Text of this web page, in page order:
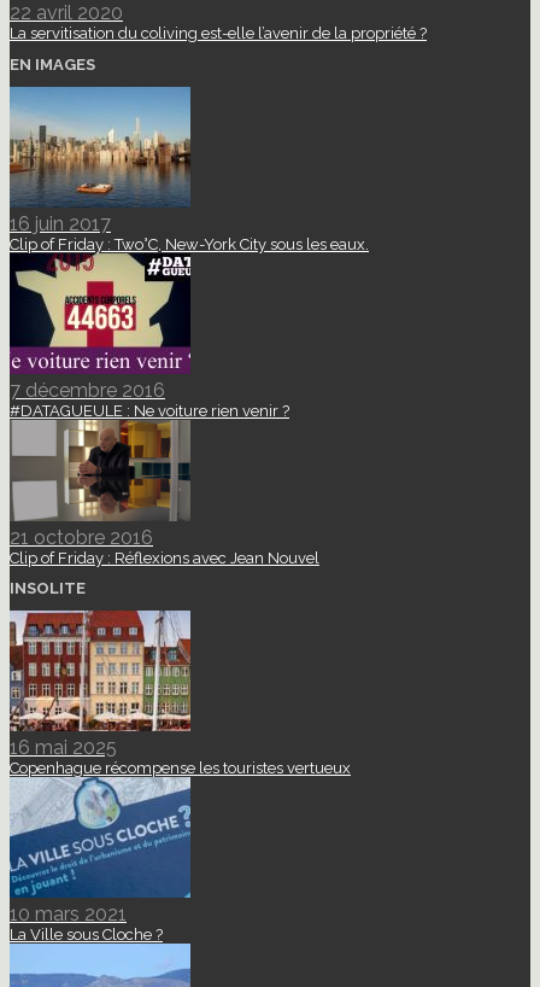
22 avril 2020
La servitisation du coliving est-elle l’avenir de la propriété ?
EN IMAGES
16 juin 2017
Clip of Friday : Two°C, New-York City sous les eaux.
7 décembre 2016
#DATAGUEULE : Ne voiture rien venir ?
21 octobre 2016
Clip of Friday : Réflexions avec Jean Nouvel
INSOLITE
16 mai 2025
Copenhague récompense les touristes vertueux
10 mars 2021
La Ville sous Cloche ?